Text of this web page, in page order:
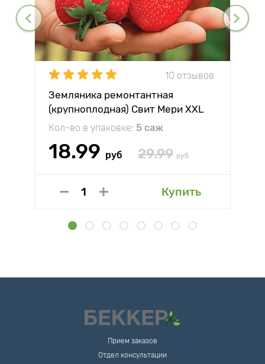
10 отзывов
Земляника ремонтантная
(крупноплодная) Свит Мери XXL
Кол-во в упаковке: 5 саж
18.99 руб 29.99 руб
Купить
Прием заказов
Отдел консультации